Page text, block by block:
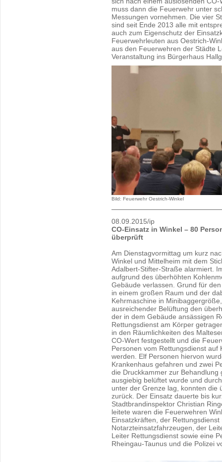
muss dann die Feuerwehr unter
Messungen vornehmen. Die vier
sind seit Ende 2013 alle mit
auch zum Eigenschutz der
Feuerwehrleuten aus Oestrich-
aus den Feuerwehren der Städte
Veranstaltung ins Bürgerhaus
Bild: Feuerwehr Oestrich-Winkel
08.09.2015/ip
CO-Einsatz in Winkel – 80
überprüft
Am Dienstagvormittag um kurz
Winkel und Mittelheim mit dem
Adalbert-Stifter-Straße alarmiert.
aufgrund des überhöhten
Gebäude verlassen. Grund für
in einem großen Raum und der
Kehrmaschine in
ausreichender Belüftung den
der in dem Gebäude ansässigen
Rettungsdienst am Körper
in den Räumlichkeiten des
CO-Wert festgestellt und die
Personen vom Rettungsdienst
werden. Elf Personen hiervon
Krankenhaus gefahren und zwei
die Druckkammer zur
ausgiebig belüftet wurde und
unter der Grenze lag, konnten die
zurück. Der Einsatz dauerte bis
Stadtbrandinspektor Christian
leitete waren die Feuerwehren
Einsatzkräften, der
Notarzteinsatzfahrzeugen, der
Leiter Rettungsdienst sowie eine
Rheingau-Taunus und die Polizei